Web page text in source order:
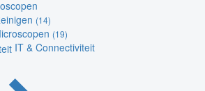
(14)
(19)
IT & Connectiviteit